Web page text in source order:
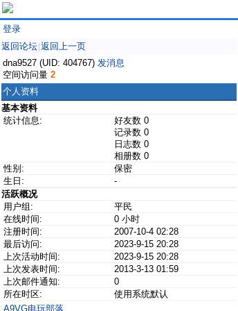
登录
返回论坛 返回上一页
dna9527 (UID: 404767) 发消息
空间访问量 2
个人资料
基本资料
统计信息:
好友数 0
记录数 0
日志数 0
相册数 0
性别:
保密
生日:
-
活跃概况
用户组:
平民
在线时间:
0 小时
注册时间:
2007-10-4 02:28
最后访问:
2023-9-15 20:28
上次活动时间:
2023-9-15 20:28
上次发表时间:
2013-3-13 01:59
上次邮件通知:
0
所在时区:
使用系统默认
A9VG电玩部落